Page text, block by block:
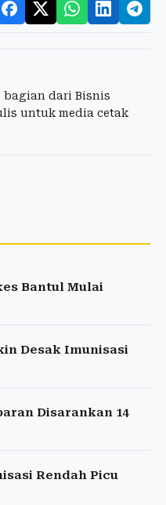
dari Bisnis
untuk media cetak
Bantul Mulai
Desak Imunisasi
Disarankan 14
Rendah Picu